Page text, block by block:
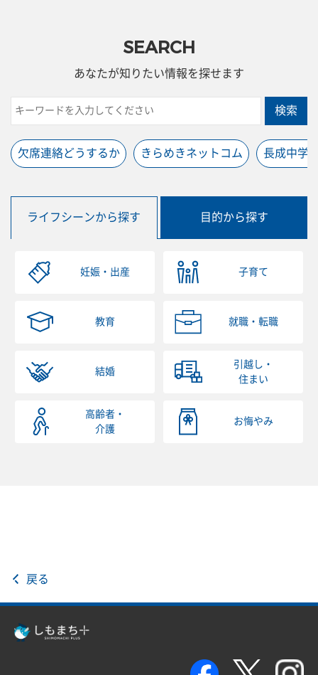
SEARCH
あなたが知りたい情報を探せます
検索
欠席連絡どうするか きらめきネットコム 長成中学
ライフシーンから探す 目的から探す
妊娠・出産 子育て
教育 就職・転職
結婚
引越し・
住まい
高齢者・
介護
お悔やみ
戻る